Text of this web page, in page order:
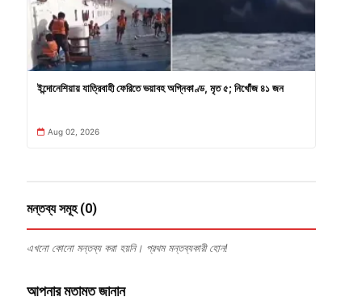
ইন্দোনেশিয়ায় যাত্রিবাহী ফেরিতে ভয়াবহ অগ্নিকাণ্ড, মৃত ৫; নিখোঁজ ৪১ জন
Aug 02, 2026
মন্তব্য সমূহ (0)
এখনো কোনো মন্তব্য করা হয়নি। প্রথম মন্তব্যকারী হোন!
আপনার মতামত জানান